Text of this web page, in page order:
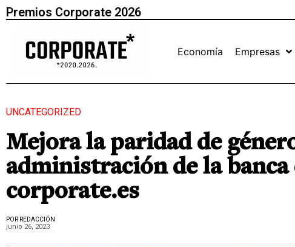
Premios Corporate 2026
Economía Empresas
UNCATEGORIZED
Mejora la paridad de
administración de la banca
corporate.es
POR REDACCIÓN
junio 26, 2023